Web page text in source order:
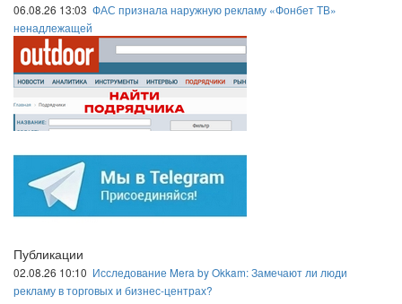
06.08.26 13:03 ФАС признала наружную рекламу «Фонбет ТВ»
ненадлежащей
Публикации
02.08.26 10:10 Исследование Mera by Okkam: Замечают ли люди
рекламу в торговых и бизнес-центрах?